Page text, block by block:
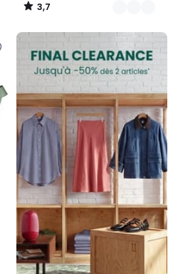
3,7
/
FINAL
CLEARANCE